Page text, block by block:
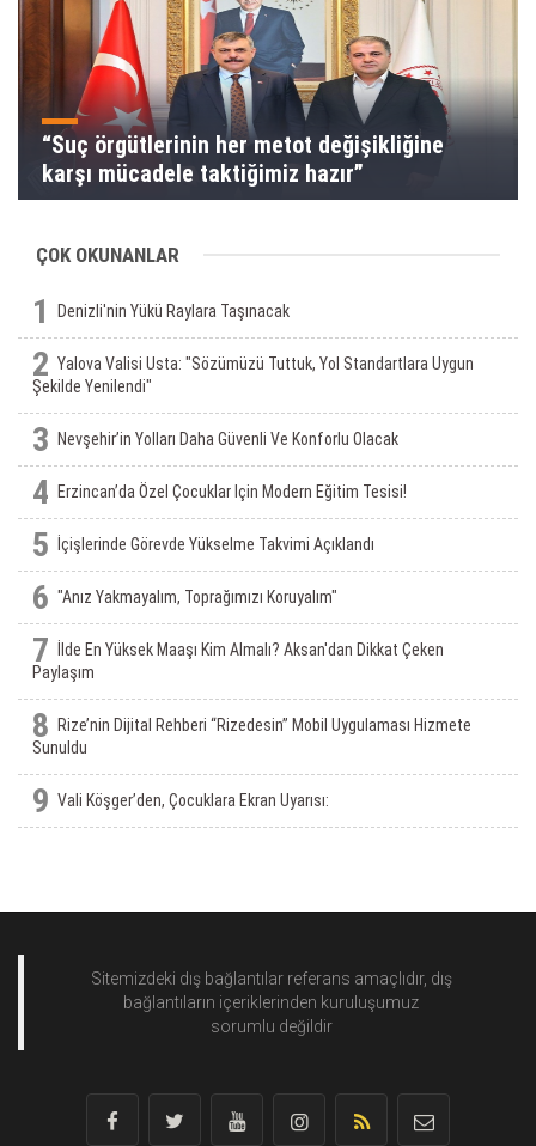
“Suç örgütlerinin her metot değişikliğine
karşı mücadele taktiğimiz hazır”
ÇOK OKUNANLAR
1 Denizli'nin Yükü Raylara Taşınacak
2 Yalova Valisi Usta: "Sözümüzü Tuttuk, Yol Standartlara Uygun
Şekilde Yenilendi"
3 Nevşehir’in Yolları Daha Güvenli Ve Konforlu Olacak
4 Erzincan’da Özel Çocuklar Için Modern Eğitim Tesisi!
5 İçişlerinde Görevde Yükselme Takvimi Açıklandı
6 "Anız Yakmayalım, Toprağımızı Koruyalım"
7
İlde En Yüksek Maaşı Kim Almalı? Aksan'dan Dikkat Çeken
Paylaşım
8
Rize’nin Dijital Rehberi “Rizedesin” Mobil Uygulaması Hizmete
Sunuldu
9 Vali Köşger’den, Çocuklara Ekran Uyarısı:
Sitemizdeki dış bağlantılar referans amaçlıdır, dış
bağlantıların içeriklerinden kuruluşumuz
sorumlu değildir